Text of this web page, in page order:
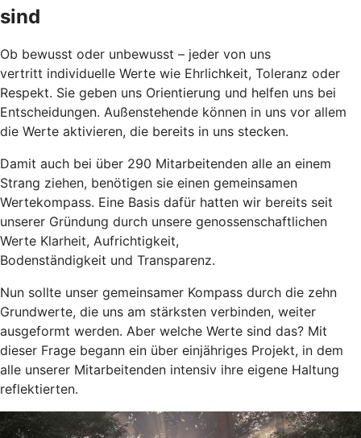
sind
Ob bewusst oder unbewusst – jeder von uns
vertritt individuelle Werte wie Ehrlichkeit, Toleranz oder
Respekt. Sie geben uns Orientierung und helfen uns bei
Entscheidungen. Außenstehende können in uns vor allem
die Werte aktivieren, die bereits in uns stecken.
Damit auch bei über 290 Mitarbeitenden alle an einem
Strang ziehen, benötigen sie einen gemeinsamen
Wertekompass. Eine Basis dafür hatten wir bereits seit
unserer Gründung durch unsere genossenschaftlichen
Werte Klarheit, Aufrichtigkeit,
Bodenständigkeit und Transparenz.
Nun sollte unser gemeinsamer Kompass durch die zehn
Grundwerte, die uns am stärksten verbinden, weiter
ausgeformt werden. Aber welche Werte sind das? Mit
dieser Frage begann ein über einjähriges Projekt, in dem
alle unserer Mitarbeitenden intensiv ihre eigene Haltung
reflektierten.